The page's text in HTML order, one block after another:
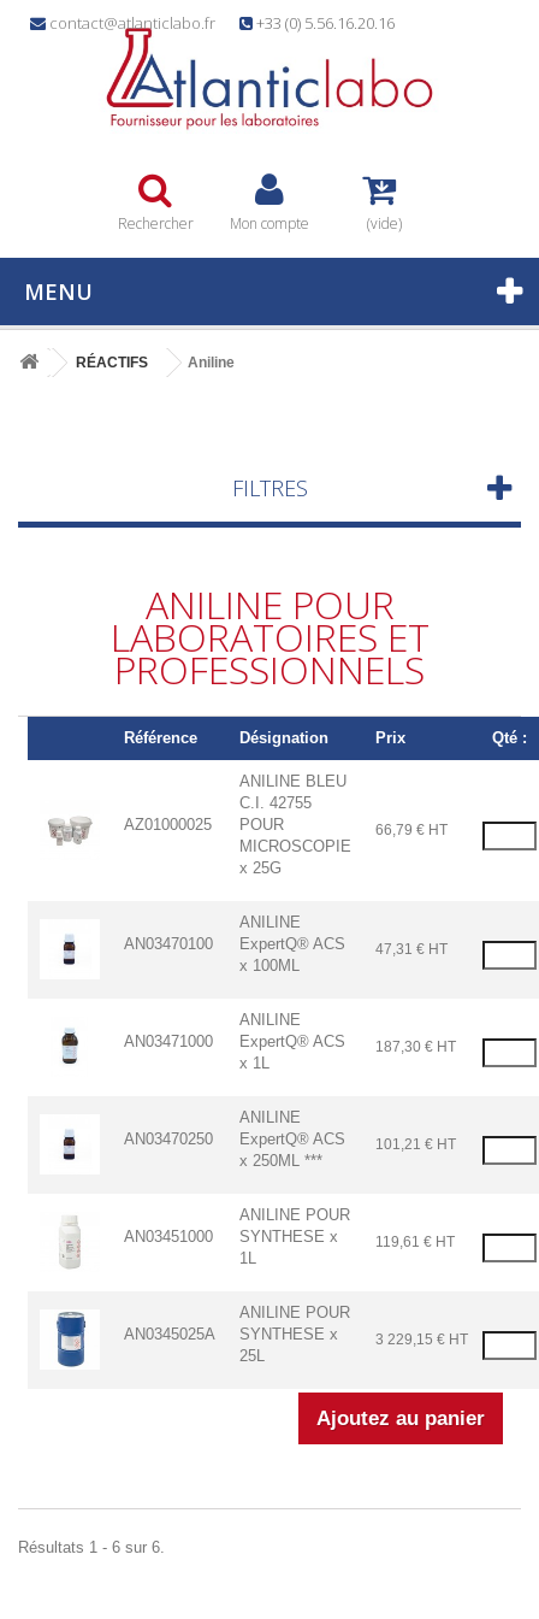
contact@atlanticlabo.fr +33 (0) 5.56.16.20.16
Rechercher Mon compte (vide)
MENU
RÉACTIFS Aniline
FILTRES
ANILINE POUR
LABORATOIRES ET
PROFESSIONNELS
Référence Désignation Prix Qté :
AZ01000025
ANILINE BLEU
C.I. 42755
POUR
MICROSCOPIE
x 25G
66,79 € HT
AN03470100
ANILINE
ExpertQ® ACS
x 100ML
47,31 € HT
AN03471000
ANILINE
ExpertQ® ACS
x 1L
187,30 € HT
AN03470250
ANILINE
ExpertQ® ACS
x 250ML ***
101,21 € HT
AN03451000
ANILINE POUR
SYNTHESE x
1L
119,61 € HT
AN0345025A
ANILINE POUR
SYNTHESE x
25L
3 229,15 € HT
Résultats 1 - 6 sur 6.